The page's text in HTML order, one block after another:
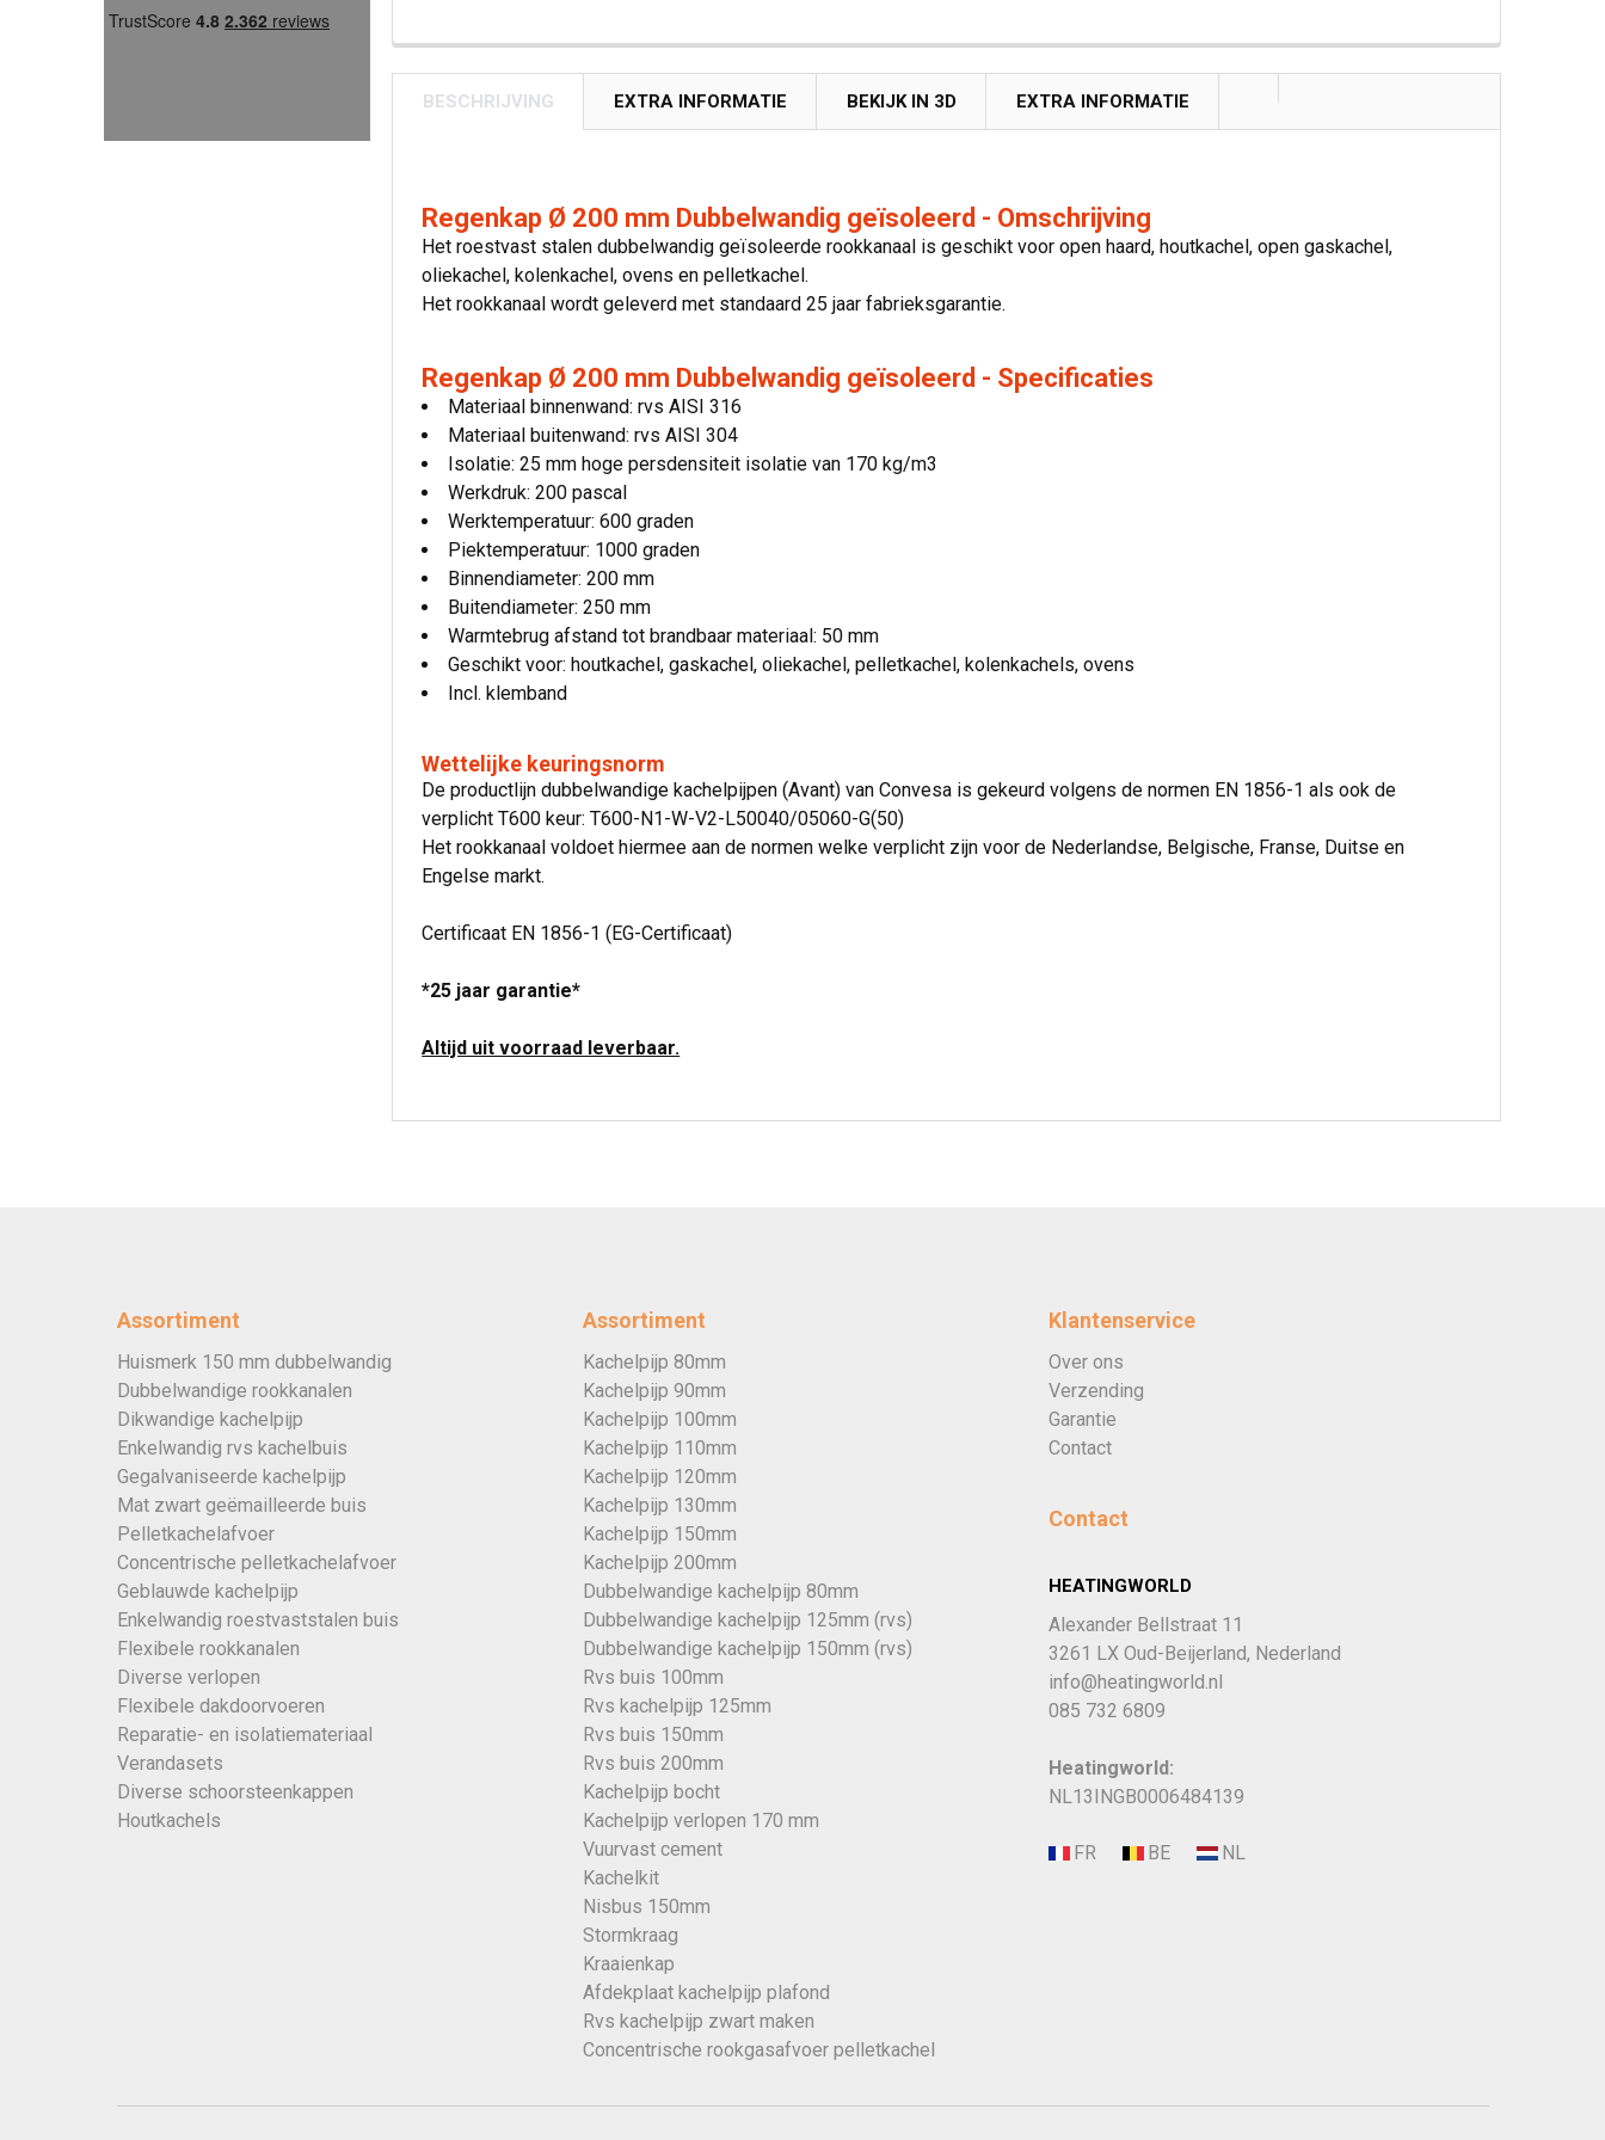
BESCHRIJVING EXTRA INFORMATIE BEKIJK IN 3D EXTRA INFORMATIE
Regenkap Ø 200 mm Dubbelwandig geïsoleerd - Omschrijving
Het roestvast stalen dubbelwandig geïsoleerde rookkanaal is geschikt voor open haard, houtkachel, open gaskachel,
oliekachel, kolenkachel, ovens en pelletkachel.
Het rookkanaal wordt geleverd met standaard 25 jaar fabrieksgarantie.
Regenkap Ø 200 mm Dubbelwandig geïsoleerd - Specificaties
Materiaal binnenwand: rvs AISI 316
Materiaal buitenwand: rvs AISI 304
Isolatie: 25 mm hoge persdensiteit isolatie van 170 kg/m3
Werkdruk: 200 pascal
Werktemperatuur: 600 graden
Piektemperatuur: 1000 graden
Binnendiameter: 200 mm
Buitendiameter: 250 mm
Warmtebrug afstand tot brandbaar materiaal: 50 mm
Geschikt voor: houtkachel, gaskachel, oliekachel, pelletkachel, kolenkachels, ovens
Incl. klemband
Wettelijke keuringsnorm
De productlijn dubbelwandige kachelpijpen (Avant) van Convesa is gekeurd volgens de normen EN 1856-1 als ook de
verplicht T600 keur: T600-N1-W-V2-L50040/05060-G(50)
Het rookkanaal voldoet hiermee aan de normen welke verplicht zijn voor de Nederlandse, Belgische, Franse, Duitse en
Engelse markt.
Certificaat EN 1856-1 (EG-Certificaat)
*25 jaar garantie*
Altijd uit voorraad leverbaar.
Assortiment
Huismerk 150 mm dubbelwandig
Dubbelwandige rookkanalen
Dikwandige kachelpijp
Enkelwandig rvs kachelbuis
Gegalvaniseerde kachelpijp
Mat zwart geëmailleerde buis
Pelletkachelafvoer
Concentrische pelletkachelafvoer
Geblauwde kachelpijp
Enkelwandig roestvaststalen buis
Flexibele rookkanalen
Diverse verlopen
Flexibele dakdoorvoeren
Reparatie- en isolatiemateriaal
Verandasets
Diverse schoorsteenkappen
Houtkachels
Assortiment
Kachelpijp 80mm
Kachelpijp 90mm
Kachelpijp 100mm
Kachelpijp 110mm
Kachelpijp 120mm
Kachelpijp 130mm
Kachelpijp 150mm
Kachelpijp 200mm
Dubbelwandige kachelpijp 80mm
Dubbelwandige kachelpijp 125mm (rvs)
Dubbelwandige kachelpijp 150mm (rvs)
Rvs buis 100mm
Rvs kachelpijp 125mm
Rvs buis 150mm
Rvs buis 200mm
Kachelpijp bocht
Kachelpijp verlopen 170 mm
Vuurvast cement
Kachelkit
Nisbus 150mm
Stormkraag
Kraaienkap
Afdekplaat kachelpijp plafond
Rvs kachelpijp zwart maken
Concentrische rookgasafvoer pelletkachel
Klantenservice
Over ons
Verzending
Garantie
Contact
Contact
HEATINGWORLD
Alexander Bellstraat 11
3261 LX Oud-Beijerland, Nederland
info@heatingworld.nl
085 732 6809
Heatingworld:
NL13INGB0006484139